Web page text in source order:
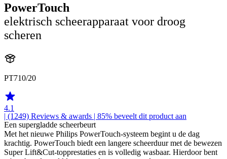
PowerTouch
elektrisch scheerapparaat voor droog
scheren
PT710/20
4.1
| (1249) Reviews & awards | 85% beveelt dit product aan
Een supergladde scheerbeurt
Met het nieuwe Philips PowerTouch-systeem begint u de dag
krachtig. PowerTouch biedt een langere scheerduur met de bewezen
Super Lift&Cut-topprestaties en is volledig wasbaar. Hierdoor bent